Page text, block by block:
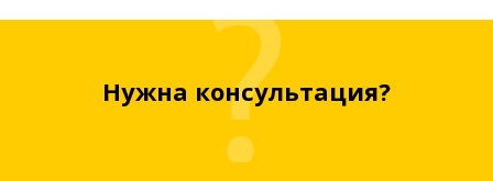
Нужна консультация?